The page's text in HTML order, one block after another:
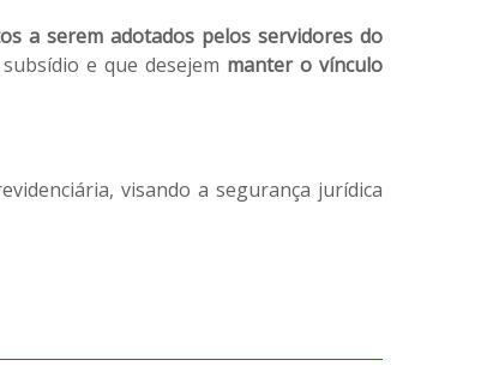
a serem adotados pelos servidores do
e que desejem manter o vínculo
visando a segurança jurídica